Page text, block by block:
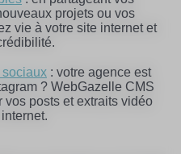
projets ou vos
vie à votre site internet et
sociaux : votre agence est
? WebGazelle CMS
vos posts et extraits vidéo